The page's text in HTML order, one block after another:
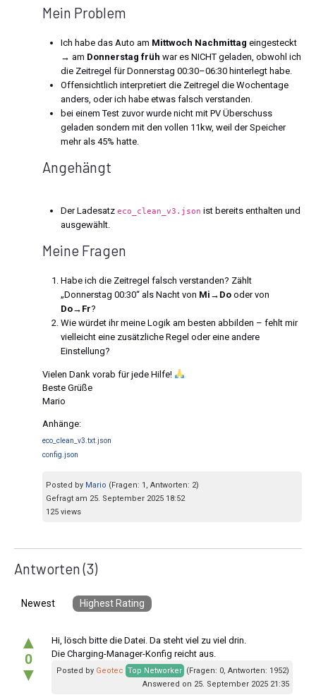
Mein Problem
Ich habe das Auto am Mittwoch Nachmittag eingesteckt
→ am Donnerstag früh war es NICHT geladen, obwohl ich
die Zeitregel für Donnerstag 00:30–06:30 hinterlegt habe.
Offensichtlich interpretiert die Zeitregel die Wochentage
anders, oder ich habe etwas falsch verstanden.
bei einem Test zuvor wurde nicht mit PV Überschuss
geladen sondern mit den vollen 11kw, weil der Speicher
mehr als 45% hatte.
Angehängt
Der Ladesatz eco_clean_v3.json ist bereits enthalten und
ausgewählt.
Meine Fragen
Habe ich die Zeitregel falsch verstanden? Zählt
„Donnerstag 00:30“ als Nacht von Mi→Do oder von
Do→Fr?
Wie würdet ihr meine Logik am besten abbilden – fehlt mir
vielleicht eine zusätzliche Regel oder eine andere
Einstellung?
Vielen Dank vorab für jede Hilfe!
Beste Grüße
Mario
Anhänge:
eco_clean_v3.txt.json
config.json
Posted by Mario (Fragen: 1, Antworten: 2)
Gefragt am 25. September 2025 18:52
125 views
Antworten(3)
Newest Highest Rating
▲
0
▼
Hi, lösch bitte die Datei. Da steht viel zu viel drin.
Die Charging-Manager-Konfig reicht aus.
Posted by Geotec Top Networker (Fragen: 0, Antworten: 1952)
Answered on 25. September 2025 21:35